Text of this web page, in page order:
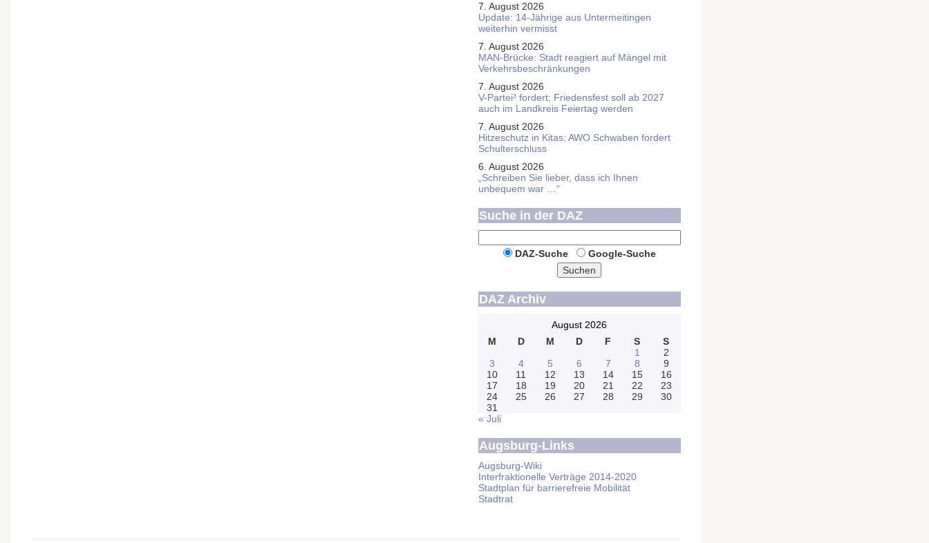
7. August 2026
Update: 14-Jährige aus Untermeitingen
weiterhin vermisst
7. August 2026
MAN-Brücke: Stadt reagiert auf Mängel mit
Verkehrsbeschränkungen
7. August 2026
V-Partei­³ fordert: Friedens­fest soll ab 2027
auch im Land­kreis Feier­tag werden
7. August 2026
Hitzeschutz in Kitas: AWO Schwaben fordert
Schulterschluss
6. August 2026
„Schreiben Sie lieber, dass ich Ihnen
unbequem war …“
Suche in der DAZ
DAZ-Suche
Google-Suche
Suchen
DAZ Archiv
August 2026
M
D M D F S
S
1
2
3
4 5 6 7 8
9
10
11 12 13 14 15
16
17
18 19 20 21 22
23
24
25 26 27 28 29
30
31
« Juli
Augsburg-Links
Augsburg-Wiki
Interfraktionelle Verträge 2014-2020
Stadtplan für barrierefreie Mobilität
Stadtrat